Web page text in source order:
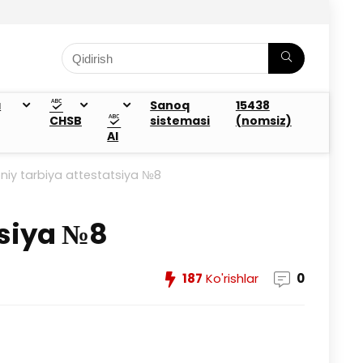
CHSB
AI
Sanoq
sistemasi
15438
(nomsiz)
tarbiya attestatsiya №8
№8
187 Ko'rishlar 0